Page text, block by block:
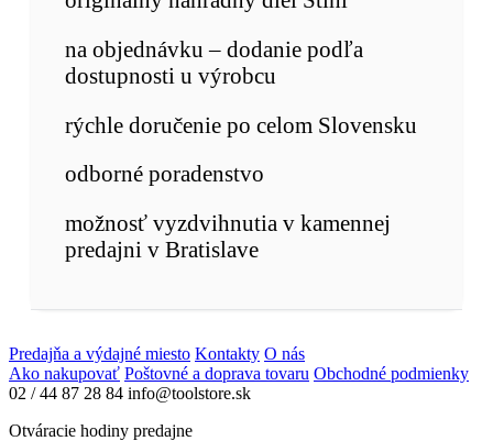
na objednávku – dodanie podľa
dostupnosti u výrobcu
rýchle doručenie po celom Slovensku
odborné poradenstvo
možnosť vyzdvihnutia v kamennej
predajni v Bratislave
Predajňa a výdajné miesto Kontakty O nás
Ako nakupovať Poštovné a doprava tovaru Obchodné podmienky
02 / 44 87 28 84 info@toolstore.sk
Otváracie hodiny predajne